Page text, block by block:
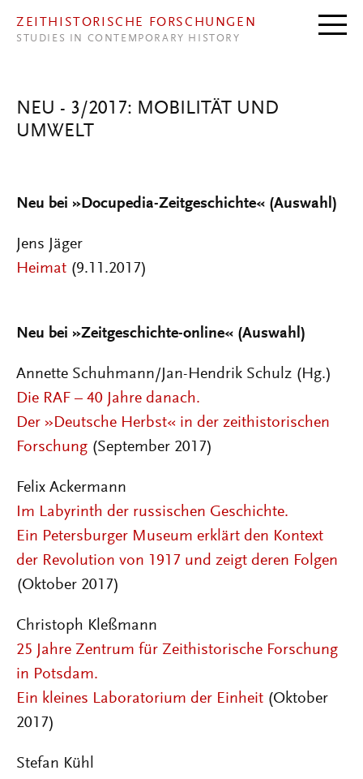
ZEITHISTORISCHE FORSCHUNGEN
STUDIES IN CONTEMPORARY HISTORY
NEU - 3/2017: MOBILITÄT UND
UMWELT
Neu bei »Docupedia-Zeitgeschichte« (Auswahl)
Jens Jäger
Heimat (9.11.2017)
Neu bei »Zeitgeschichte-online« (Auswahl)
Annette Schuhmann/Jan-Hendrik Schulz (Hg.)
Die RAF – 40 Jahre danach.
Der »Deutsche Herbst« in der zeithistorischen
Forschung (September 2017)
Felix Ackermann
Im Labyrinth der russischen Geschichte.
Ein Petersburger Museum erklärt den Kontext
der Revolution von 1917 und zeigt deren Folgen
(Oktober 2017)
Christoph Kleßmann
25 Jahre Zentrum für Zeithistorische Forschung
in Potsdam.
Ein kleines Laboratorium der Einheit (Oktober
2017)
Stefan Kühl